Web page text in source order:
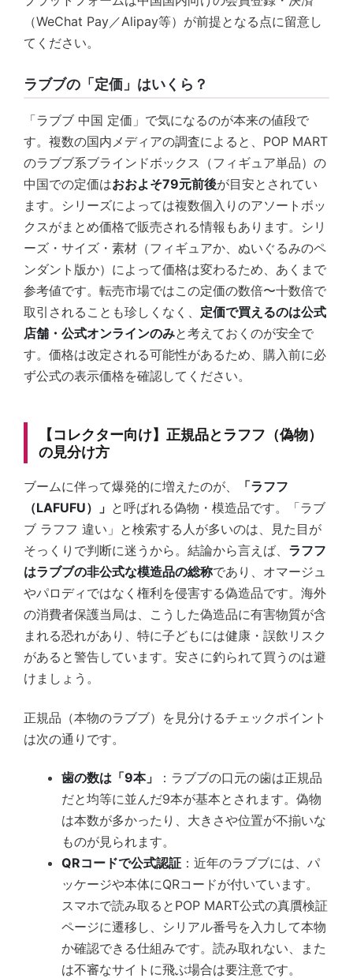
（WeChat Pay／Alipay等）が前提となる点に留意し
てください。
ラブブの「定価」はいくら？
「ラブブ 中国 定価」で気になるのが本来の値段で
す。複数の国内メディアの調査によると、POP MART
のラブブ系ブラインドボックス（フィギュア単品）の
中国での定価はおおよそ79元前後が目安とされてい
ます。シリーズによっては複数個入りのアソートボッ
クスがまとめ価格で販売される情報もあります。シリ
ーズ・サイズ・素材（フィギュアか、ぬいぐるみのペ
ンダント版か）によって価格は変わるため、あくまで
参考値です。転売市場ではこの定価の数倍〜十数倍で
取引されることも珍しくなく、 定価で買えるのは公式
店舗・公式オンラインのみと考えておくのが安全で
す。価格は改定される可能性があるため、購入前に必
ず公式の表示価格を確認してください。
【コレクター向け】正規品とラフフ（偽物）
の見分け方
ブームに伴って爆発的に増えたのが、
「ラフフ
（LAFUFU）」 と呼ばれる偽物・模造品です。「ラブ
ブ ラフフ 違い」と検索する人が多いのは、見た目が
そっくりで判断に迷うから。結論から言えば、 ラフフ
はラブブの非公式な模造品の総称であり、オマージュ
やパロディではなく権利を侵害する偽造品です。海外
の消費者保護当局は、こうした偽造品に有害物質が含
まれる恐れがあり、特に子どもには健康・誤飲リスク
があると警告しています。安さに釣られて買うのは避
けましょう。
正規品（本物のラブブ）を見分けるチェックポイント
は次の通りです。
歯の数は「9本」
：ラブブの口元の歯は正規品
だと均等に並んだ9本が基本とされます。偽物
は本数が多かったり、大きさや位置が不揃いな
ものが見られます。
QRコードで公式認証 ：近年のラブブには、パ
ッケージや本体にQRコードが付いています。
スマホで読み取るとPOP MART公式の真贋検証
ページに遷移し、シリアル番号を入力して本物
か確認できる仕組みです。読み取れない、また
は不審なサイトに飛ぶ場合は要注意です。